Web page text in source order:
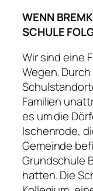
WENN
SCHULE
Wir sind eine
Wegen.
Familien
es um die
Ischenrode,
Gemeinde
Grundschule
hatten. Die